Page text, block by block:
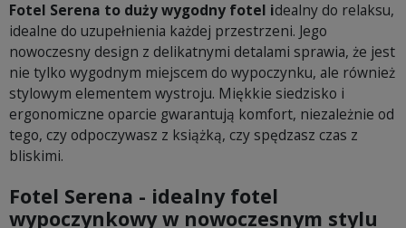
Fotel Serena to duży wygodny fotel idealny do relaksu,
idealne do uzupełnienia każdej przestrzeni. Jego
nowoczesny design z delikatnymi detalami sprawia, że jest
nie tylko wygodnym miejscem do wypoczynku, ale również
stylowym elementem wystroju. Miękkie siedzisko i
ergonomiczne oparcie gwarantują komfort, niezależnie od
tego, czy odpoczywasz z książką, czy spędzasz czas z
bliskimi.
Fotel Serena - idealny fotel
wypoczynkowy w nowoczesnym stylu